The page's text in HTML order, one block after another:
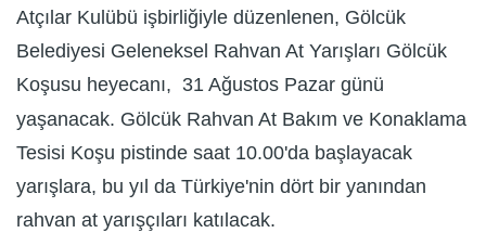
Atçılar Kulübü işbirliğiyle düzenlenen, Gölcük
Belediyesi Geleneksel Rahvan At Yarışları Gölcük
Koşusu heyecanı, 31 Ağustos Pazar günü
yaşanacak. Gölcük Rahvan At Bakım ve Konaklama
Tesisi Koşu pistinde saat 10.00'da başlayacak
yarışlara, bu yıl da Türkiye'nin dört bir yanından
rahvan at yarışçıları katılacak.